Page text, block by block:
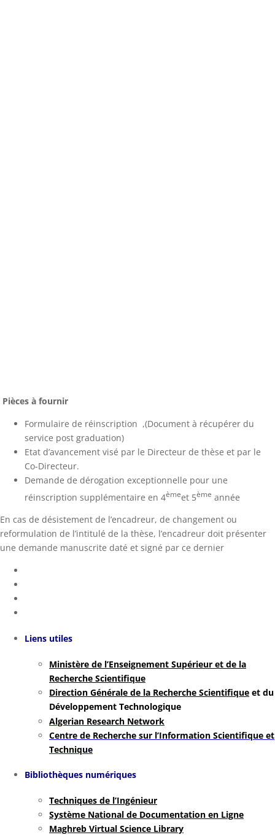
Pièces à fournir
Formulaire de réinscription ,(Document à récupérer du
service post graduation)
Etat d’avancement visé par le Directeur de thèse et par le
Co-Directeur.
Demande de dérogation exceptionnelle pour une
réinscription supplémentaire en 4èmeet 5ème année
En cas de désistement de l’encadreur, de changement ou
reformulation de l’intitulé de la thèse, l’encadreur doit présenter
une demande manuscrite daté et signé par ce dernier
Liens utiles
Ministère de l’Enseignement Supérieur et de la
Recherche Scientifique
Direction Générale de la Recherche Scientifique et du
Développement Technologique
Algerian Research Network
Centre de Recherche sur l’Information Scientifique et
Technique
Bibliothèques numériques
Techniques de l’Ingénieur
Système National de Documentation en Ligne
Maghreb Virtual Science Library